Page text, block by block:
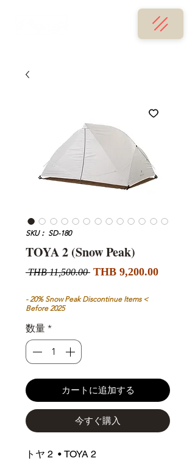
SKU： SD-180
TOYA 2 (Snow Peak)
THB 11,500.00 通
価
THB 9,200.00セ
- 20% Snow Peak Discontinue Items <
Before 2025
数量 *
カートに追加する
今すぐ購入
トヤ 2 • TOYA 2